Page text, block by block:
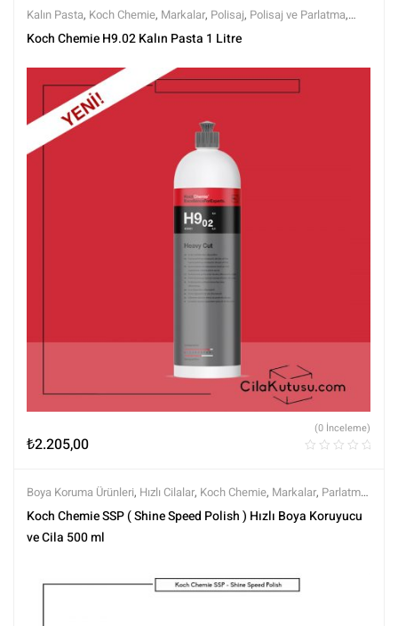
Kalın Pasta, Koch Chemie, Markalar, Polisaj, Polisaj ve Parlatma,
Tüm Ürünler,Tüm Ürünler
Koch Chemie H9.02 Kalın Pasta 1 Litre
₺2.205,00
(0 İnceleme)
Boya Koruma Ürünleri, Hızlı Cilalar, Koch Chemie, Markalar, Parlatma,
Polisaj ve Parlatma, Tüm Ürünler,Tüm Ürünler
Koch Chemie SSP ( Shine Speed Polish ) Hızlı Boya Koruyucu
ve Cila 500 ml